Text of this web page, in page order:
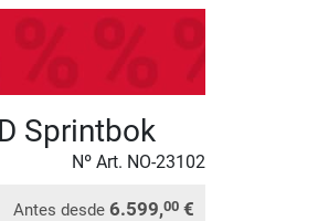
Sprintbok
Nº Art. NO-23102
Antes desde 6.599,00 €